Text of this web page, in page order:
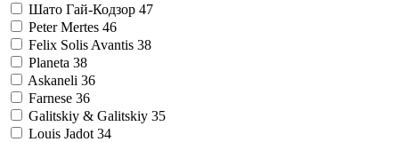
Шато Гай-Кодзор 47
Peter Mertes 46
Felix Solis Avantis 38
Planeta 38
Askaneli 36
Farnese 36
Galitskiy & Galitskiy 35
Louis Jadot 34